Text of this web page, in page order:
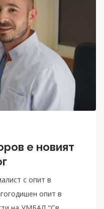
е новият
с опит в
опит в